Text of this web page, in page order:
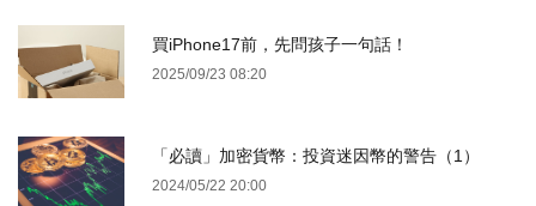
買iPhone17前，先問孩子一句話！
2025/09/23 08:20
「必讀」加密貨幣：投資迷因幣的警告（1）
2024/05/22 20:00